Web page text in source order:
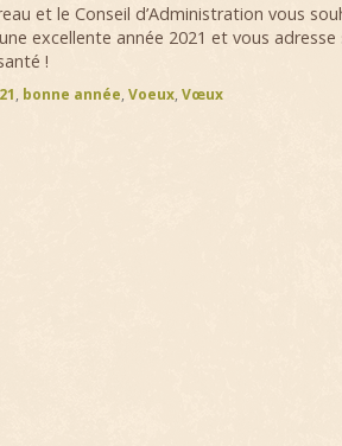
et le Conseil d’Administration vous
excellente année 2021 et vous
!
, bonne année, Voeux, Vœux